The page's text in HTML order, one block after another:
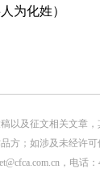
化姓）
以及征文相关文章
方；如涉及未经许
，电话